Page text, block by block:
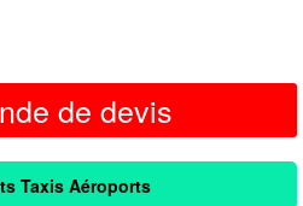
de devis
Taxis Aéroports